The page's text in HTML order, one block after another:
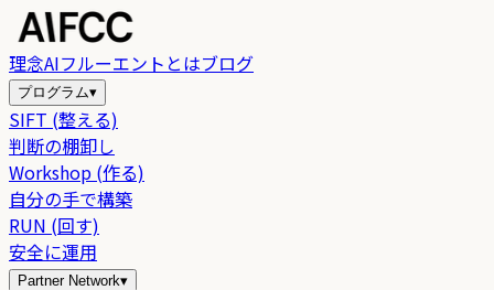
理念AIフルーエントとはブログ
プログラム▾
SIFT (整える)
判断の棚卸し
Workshop (作る)
自分の手で構築
RUN (回す)
安全に運用
Partner Network▾